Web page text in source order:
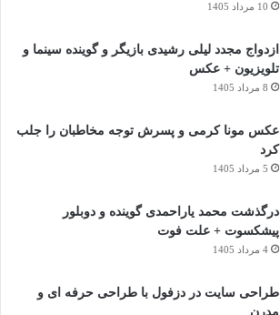
10 مرداد 1405
ازدواج مجدد لیلی رشیدی بازیگر و گوینده سینما و
تلویزیون + عکس
8 مرداد 1405
عکس مونا کرمی و پسرش توجه مخاطبان را جلب
کرد
5 مرداد 1405
درگذشت محمد یاراحمدی گوینده و دوبلور
پیشکسوت + علت فوت
4 مرداد 1405
طراحی سایت در دزفول با طراحی حرفه‌ ای و
مدرن